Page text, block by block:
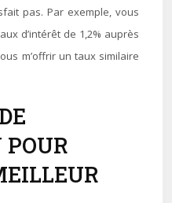
pas. Par exemple, vous
d’intérêt de 1,2% auprès
m’offrir un taux similaire
POUR